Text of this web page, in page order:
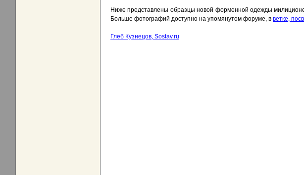
Ниже представлены образцы новой форменной одежды
Больше фотографий доступно на упомянутом форуме, в ветке,
Глеб Кузнецов, Sostav.ru